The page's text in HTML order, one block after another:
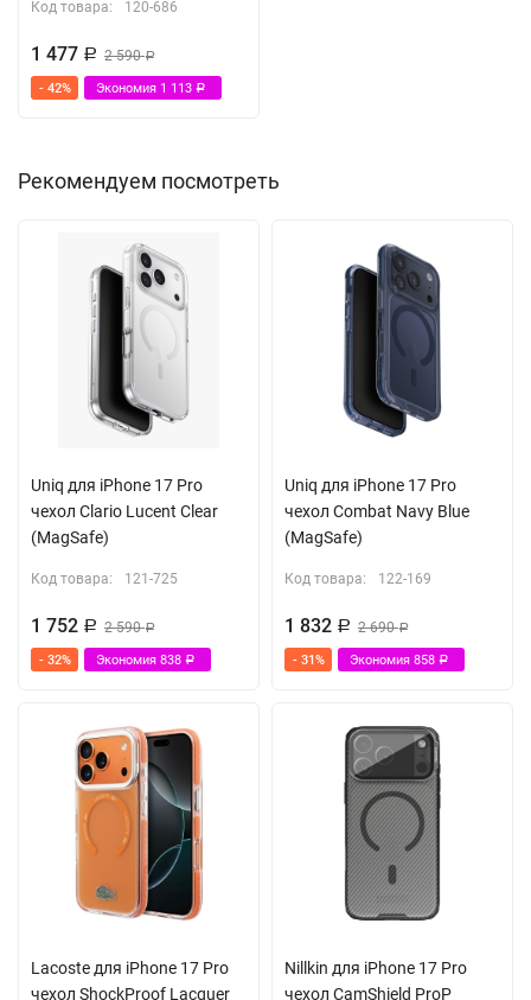
Код товара: 120-686
1 477 Р 2 590Р
- 42% Экономия 1 113 Р
Рекомендуем посмотреть
Uniq для iPhone 17 Pro
чехол Clario Lucent Clear
(MagSafe)
Код товара: 121-725
1 752 Р 2 590Р
- 32% Экономия 838 Р
Uniq для iPhone 17 Pro
чехол Combat Navy Blue
(MagSafe)
Код товара: 122-169
1 832 Р 2 690Р
- 31% Экономия 858 Р
Lacoste для iPhone 17 Pro
чехол ShockProof Lacquer
Nillkin для iPhone 17 Pro
чехол CamShield ProP